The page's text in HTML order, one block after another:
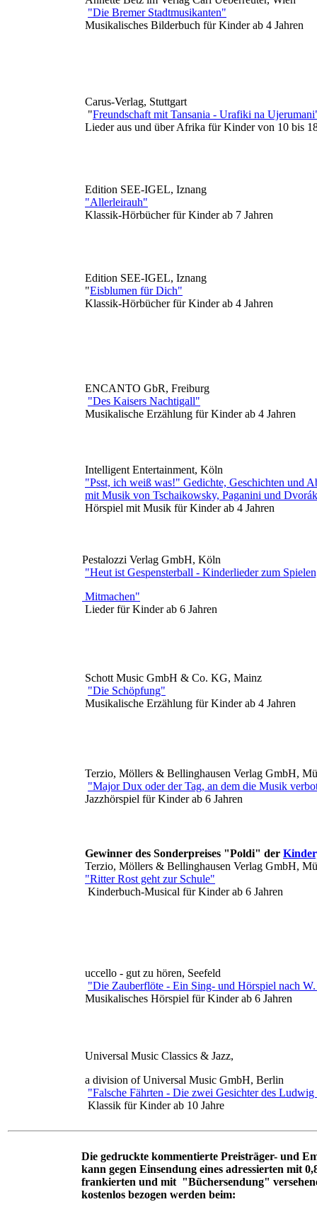
"Die Bremer Stadtmusikanten"
Musikalisches Bilderbuch für Kinder ab 4 Jahren
Carus-Verlag, Stuttgart
"Freundschaft mit Tansania - Urafiki na
Lieder aus und über Afrika für Kinder von 10 bis
Edition SEE-IGEL, Iznang
"Allerleirauh"
Klassik-Hörbücher für Kinder ab 7 Jahren
Edition SEE-IGEL, Iznang
"Eisblumen für Dich"
Klassik-Hörbücher für Kinder ab 4 Jahren
ENCANTO GbR, Freiburg
"Des Kaisers Nachtigall"
Musikalische Erzählung für Kinder ab 4 Jahren
Intelligent Entertainment, Köln
"Psst, ich weiß was!" Gedichte, Geschichten und
mit Musik von Tschaikowsky, Paganini und Dvorák
Hörspiel mit Musik für Kinder ab 4 Jahren
Pestalozzi Verlag GmbH, Köln
"Heut ist Gespensterball - Kinderlieder zum
Mitmachen"
Lieder für Kinder ab 6 Jahren
Schott Music GmbH & Co. KG, Mainz
"Die Schöpfung"
Musikalische Erzählung für Kinder ab 4 Jahren
Terzio, Möllers & Bellinghausen Verlag GmbH,
"Major Dux oder der Tag, an dem die Musik
Jazzhörspiel für Kinder ab 6 Jahren
Gewinner des Sonderpreises "Poldi" der
Terzio, Möllers & Bellinghausen Verlag GmbH,
"Ritter Rost geht zur Schule"
Kinderbuch-Musical für Kinder ab 6 Jahren
uccello - gut zu hören, Seefeld
"Die Zauberflöte - Ein Sing- und Hörspiel nach
Musikalisches Hörspiel für Kinder ab 6 Jahren
Universal Music Classics & Jazz,
a division of Universal Music GmbH, Berlin
"Falsche Fährten - Die zwei Gesichter des
Klassik für Kinder ab 10 Jahre
Die gedruckte kommentierte Preisträger- und
kann gegen Einsendung eines adressierten mit
frankierten und mit "Büchersendung"
kostenlos bezogen werden beim: